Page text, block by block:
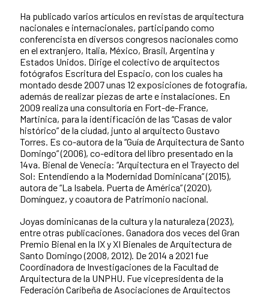
Ha publicado varios artículos en revistas de arquitectura
nacionales e internacionales, participando como
conferencista en diversos congresos nacionales como
en el extranjero, Italia, México, Brasil, Argentina y
Estados Unidos. Dirige el colectivo de arquitectos
fotógrafos Escritura del Espacio, con los cuales ha
montado desde 2007 unas 12 exposiciones de fotografía,
además de realizar piezas de arte e instalaciones. En
2009 realiza una consultoría en Fort-de-France,
Martinica, para la identificación de las “Casas de valor
histórico” de la ciudad, junto al arquitecto Gustavo
Torres. Es co-autora de la “Guía de Arquitectura de Santo
Domingo” (2006), co-editora del libro presentado en la
14va. Bienal de Venecia: “Arquitectura en el Trayecto del
Sol: Entendiendo a la Modernidad Dominicana” (2015),
autora de “La Isabela. Puerta de América” (2020),
Domínguez, y coautora de Patrimonio nacional.
Joyas dominicanas de la cultura y la naturaleza (2023),
entre otras publicaciones. Ganadora dos veces del Gran
Premio Bienal en la IX y XI Bienales de Arquitectura de
Santo Domingo (2008, 2012). De 2014 a 2021 fue
Coordinadora de Investigaciones de la Facultad de
Arquitectura de la UNPHU. Fue vicepresidenta de la
Federación Caribeña de Asociaciones de Arquitectos